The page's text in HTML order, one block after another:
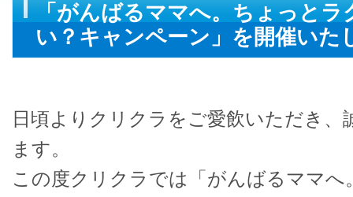
「がんばるママへ。ちょっとラ
い？キャンペーン」を開催いた
日頃よりクリクラをご愛飲いただき
ます。
この度クリクラでは「がんばるママ